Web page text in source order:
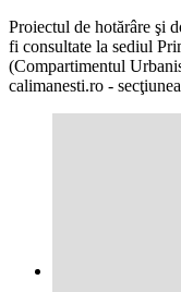
Proiectul de hotărâre şi
fi consultate la sediul
(Compartimentul
calimanesti.ro -